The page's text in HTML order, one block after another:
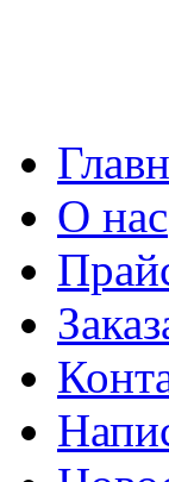
О нас